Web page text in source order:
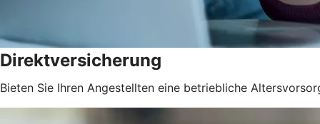
Direktversicherung
Bieten Sie Ihren Angestellten eine betriebliche